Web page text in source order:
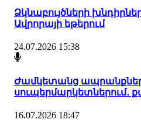
Ձկնաբույծների
Ավրորայի եթերում
24.07.2026 15:38
Ժամկետանց
16.07.2026 18:47